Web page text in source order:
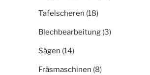
Tafelscheren (18)
Blechbearbeitung (3)
Sägen (14)
Fräsmaschinen (8)